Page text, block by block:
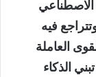
الاصطناعي
فيه
العاملة
الذكاء